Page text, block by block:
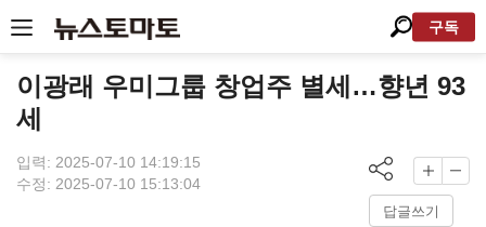
구독
이광래 우미그룹 창업주 별세…향년 93
세
입력: 2025-07-10 14:19:15
수정: 2025-07-10 15:13:04
답글쓰기